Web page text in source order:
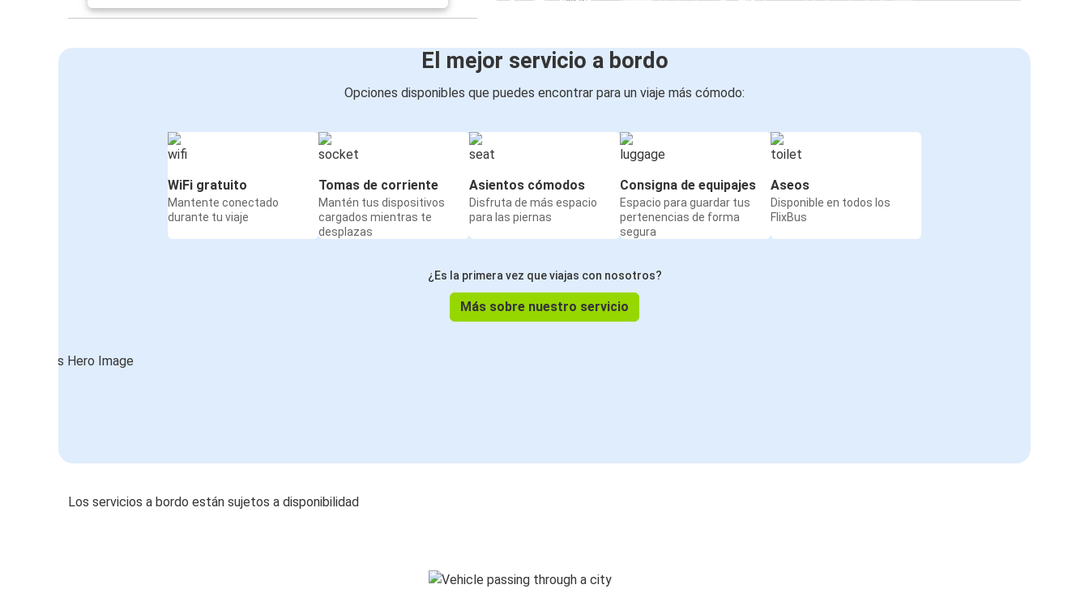
El mejor servicio a bordo
Opciones disponibles que puedes encontrar para un viaje más cómodo:
WiFi gratuito
Mantente conectado
durante tu viaje
Tomas de corriente
Mantén tus dispositivos
cargados mientras te
desplazas
Asientos cómodos
Disfruta de más espacio
para las piernas
Consigna de equipajes
Espacio para guardar tus
pertenencias de forma
segura
Aseos
Disponible en todos los
FlixBus
¿Es la primera vez que viajas con nosotros?
Más sobre nuestro servicio
Los servicios a bordo están sujetos a disponibilidad